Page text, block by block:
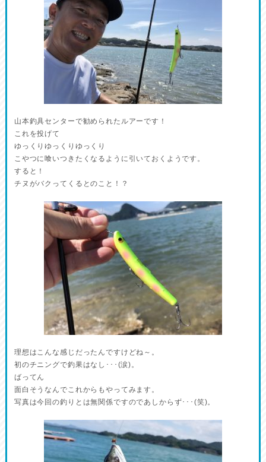
山本釣具センターで勧められたルアーです！
これを投げて
ゆっくりゆっくりゆっくり
こやつに喰いつきたくなるように引いておくようです。
すると！
チヌがバクってくるとのこと！？
理想はこんな感じだったんですけどね～。
初のチニングで釣果はなし･･･(涙)。
ばってん
面白そうなんでこれからもやってみます。
写真は今回の釣りとは無関係ですのであしからず･･･(笑)。